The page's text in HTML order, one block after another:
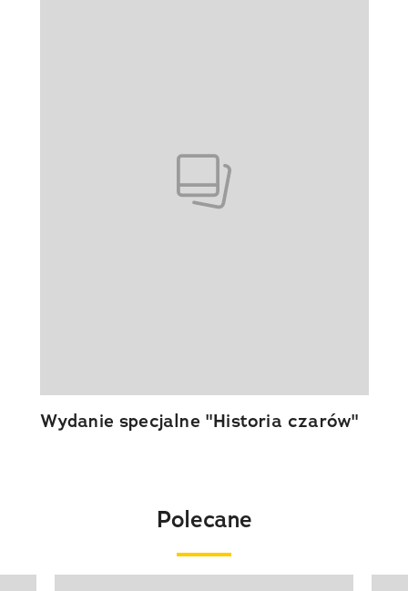
Wydanie specjalne "Historia czarów"
Polecane